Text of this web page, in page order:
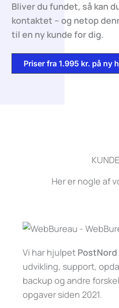
Bliver du fundet, så kan
kontaktet – og netop
til en ny kunde for dig.
Priser fra 1.995 kr. på ny
Her er nogle af
Vi har hjulpet PostNord
udvikling, support,
backup og andre
opgaver siden 2021.